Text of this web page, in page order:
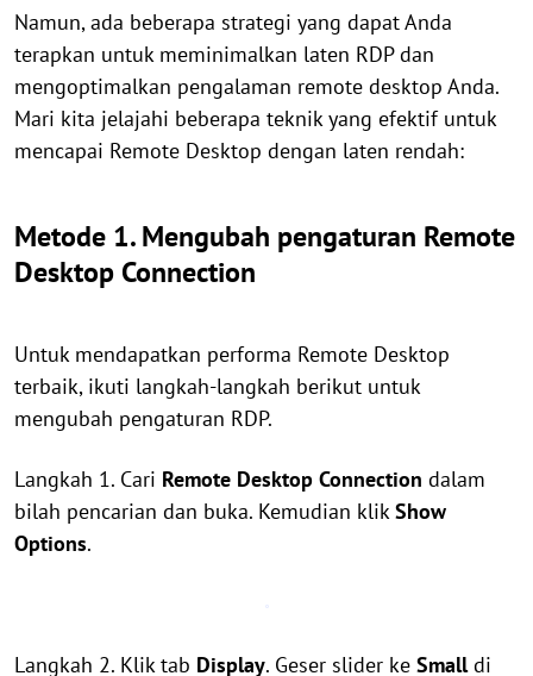
Namun, ada beberapa strategi yang dapat Anda
terapkan untuk meminimalkan laten RDP dan
mengoptimalkan pengalaman remote desktop Anda.
Mari kita jelajahi beberapa teknik yang efektif untuk
mencapai Remote Desktop dengan laten rendah:
Metode 1. Mengubah pengaturan Remote
Desktop Connection
Untuk mendapatkan performa Remote Desktop
terbaik, ikuti langkah-langkah berikut untuk
mengubah pengaturan RDP.
Langkah 1. Cari Remote Desktop Connection dalam
bilah pencarian dan buka. Kemudian klikShow
Options.
Langkah 2. Klik tab Display. Geser slider ke Smalldi